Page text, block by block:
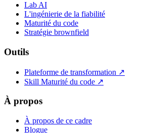
Lab AI
L'ingénierie de la fiabilité
Maturité du code
Stratégie brownfield
Outils
Plateforme de transformation ↗
Skill Maturité du code ↗
À propos
À propos de ce cadre
Blogue